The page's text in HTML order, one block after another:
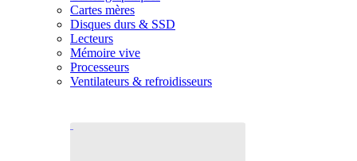
Cartes mères
Disques durs & SSD
Lecteurs
Mémoire vive
Processeurs
Ventilateurs & refroidisseurs